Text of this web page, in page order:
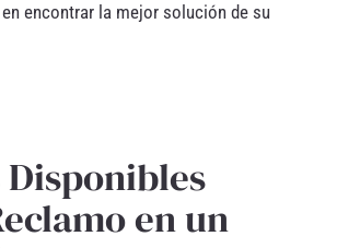
encontrar la mejor solución de su
Disponibles
en un